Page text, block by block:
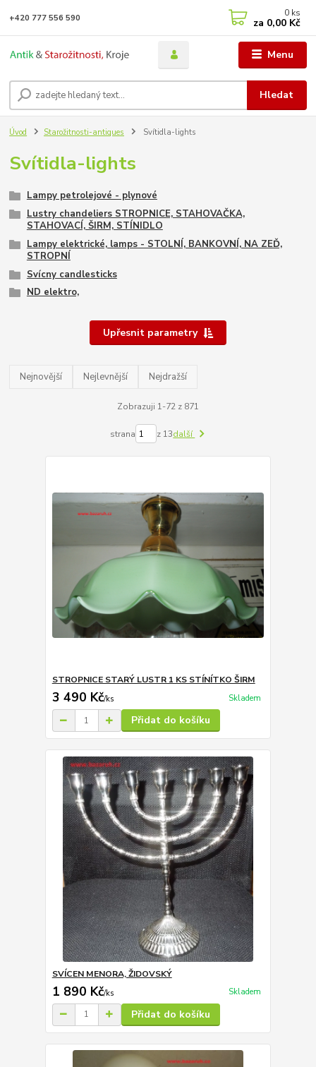
Menu
Hledat
+420 777 556 590 0 ks
za 0,00 Kč
Úvod Starožitnosti-antiques Svítidla-lights
Svítidla-lights
Lampy petrolejové - plynové
Lustry chandeliers STROPNICE, STAHOVAČKA,
STAHOVACÍ, ŠIRM, STÍNIDLO
Lampy elektrické, lamps - STOLNÍ, BANKOVNÍ, NA ZEĎ,
STROPNÍ
Svícny candlesticks
ND elektro,
Upřesnit parametry
Nejnovější Nejlevnější Nejdražší
Zobrazuji 1-72 z 871
strana z 13další
STROPNICE STARÝ LUSTR 1 KS STÍNÍTKO ŠIRM
3 490 Kč/ks Skladem
Přidat do košíku
SVÍCEN MENORA, ŽIDOVSKÝ
1 890 Kč/ks Skladem
Přidat do košíku